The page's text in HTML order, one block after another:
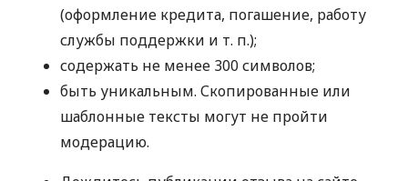
(оформление кредита, погашение, работу
службы поддержки и т. п.);
содержать не менее 300 символов;
быть уникальным. Скопированные или
шаблонные тексты могут не пройти
модерацию.